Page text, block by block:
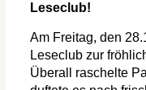
Leseclub!
Am Freitag, den
Leseclub zur
Überall raschelte